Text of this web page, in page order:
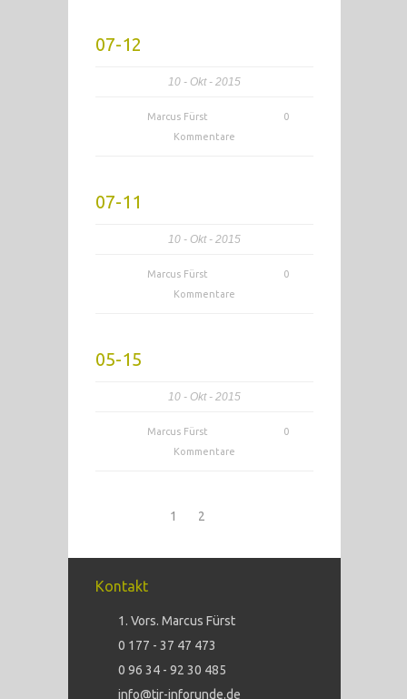
07-12
10 Okt 2015
Marcus Fürst
0
Kommentare
07-11
10 Okt 2015
Marcus Fürst
0
Kommentare
05-15
10 Okt 2015
Marcus Fürst
0
Kommentare
1 2
Kontakt
1. Vors. Marcus Fürst
0 177 - 37 47 473
0 96 34 - 92 30 485
info@tir-inforunde.de